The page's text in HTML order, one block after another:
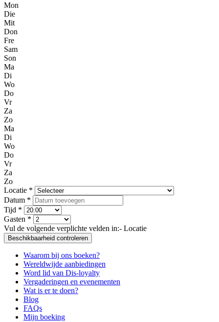
Mon
Die
Mit
Don
Fre
Sam
Son
Ma
Di
Wo
Do
Vr
Za
Zo
Ma
Di
Wo
Do
Vr
Za
Zo
Locatie *
Datum *
Tijd *
Gasten *
Vul de volgende verplichte velden in:- Locatie
Beschikbaarheid controleren
Waarom bij ons boeken?
Wereldwijde aanbiedingen
Word lid van Dis-loyalty
Vergaderingen en evenementen
Wat is er te doen?
Blog
FAQs
Mijn boeking